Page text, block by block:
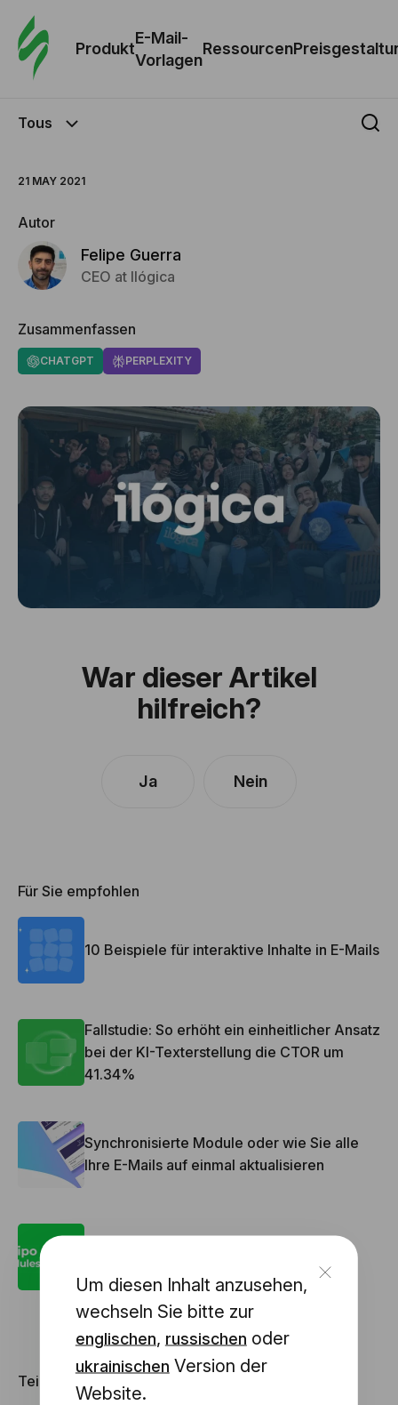
Produkt
E-Mail-
Vorlagen
Ressourcen
Tous
21 MAY 2021
Autor
Felipe Guerra
CEO at Ilógica
Zusammenfassen
CHATGPT PERPLEXITY
Um diesen Inhalt anzusehen,
wechseln Sie bitte zur
englischen, russischen oder
ukrainischen Version der
Website.
War dieser Artikel
hilfreich?
Ja Nein
Für Sie empfohlen
10 Beispiele für interaktive Inhalte in E-Mails
Fallstudie: So erhöht ein einheitlicher Ansatz
bei der KI-Texterstellung die CTOR um
41.34%
Synchronisierte Module oder wie Sie alle
Ihre E-Mails auf einmal aktualisieren
Teilen mit